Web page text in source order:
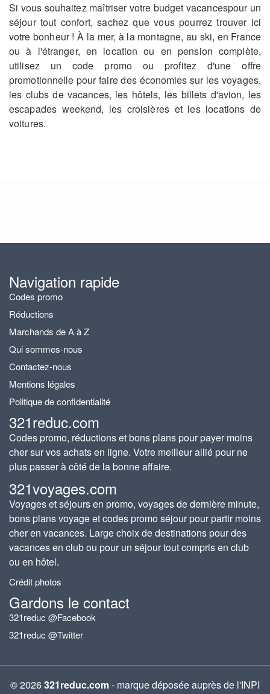
Si vous souhaitez maîtriser votre budget vacancespour un
séjour tout confort, sachez que vous pourrez trouver ici
votre bonheur ! À la mer, à la montagne, au ski, en France
ou à l'étranger, en location ou en pension complète,
utilisez un code promo ou profitez d'une offre
promotionnelle pour faire des économies sur les voyages,
les clubs de vacances, les hôtels, les billets d'avion, les
escapades weekend, les croisières et les locations de
voitures.
Navigation rapide
Codes promo
Réductions
Marchands de A à Z
Qui sommes-nous
Contactez-nous
Mentions légales
Politique de confidentialité
321reduc.com
Codes promo, réductions et bons plans pour payer moins
cher sur vos achats en ligne. Votre meilleur allié pour ne
plus passer à côté de la bonne affaire.
321voyages.com
Voyages et séjours en promo, voyages de dernière minute,
bons plans voyage et codes promo séjour pour partir moins
cher en vacances. Large choix de destinations pour des
vacances en club ou pour un séjour tout compris en club
ou en hôtel.
Crédit photos
Gardons le contact
321reduc @Facebook
321reduc @Twitter
© 2026321reduc.com- marque déposée auprès de l'INPI